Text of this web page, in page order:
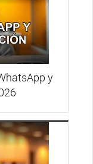
y